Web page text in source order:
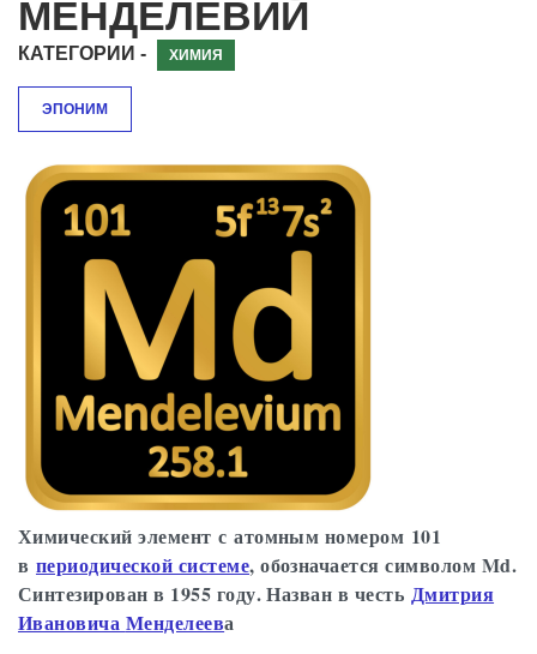
МЕНДЕЛЕВИЙ
КАТЕГОРИИ - ХИМИЯ
ЭПОНИМ
Химический элемент с атомным номером 101
в периодической системе, обозначается символом Md.
Синтезирован в 1955 году. Назван в честь Дмитрия
Ивановича Менделеева